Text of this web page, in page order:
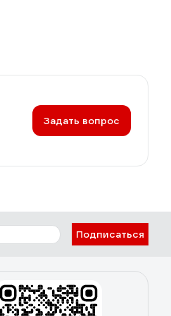
Задать вопрос
Подписаться